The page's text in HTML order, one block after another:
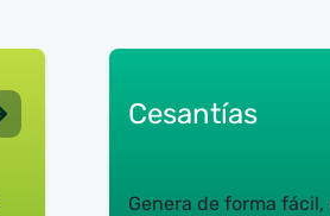
Cesantías
Genera de forma